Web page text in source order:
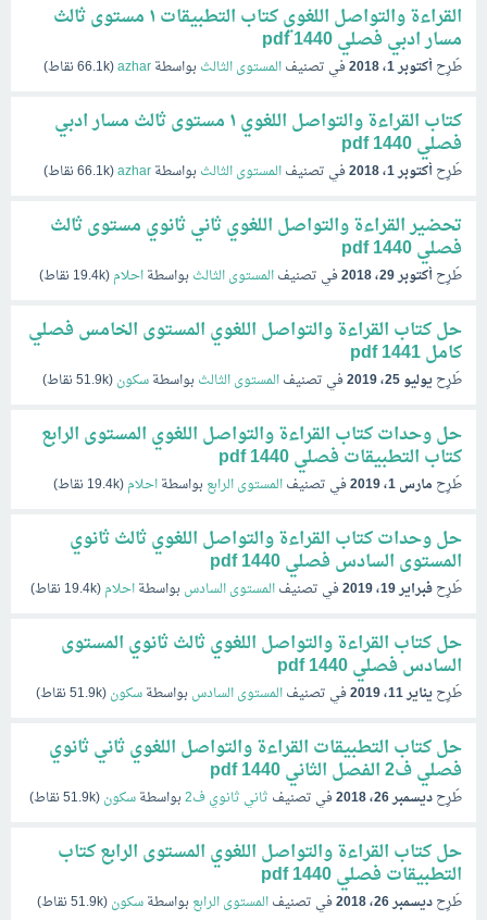
القراءة والتواصل اللغوي كتاب التطبيقات ۱ مستوى ثالث
مسار ادبي فصلي 1440 pdf
طُرِحأكتوبر 1، 2018 في تصنيفالمستوى الثالثبواسطةazhar
(
66.1kنقاط)
كتاب القراءة والتواصل اللغوي ۱ مستوى ثالث مسار ادبي
فصلي 1440 pdf
طُرِحأكتوبر 1، 2018 في تصنيفالمستوى الثالثبواسطةazhar
(
66.1kنقاط)
تحضير القراءة والتواصل اللغوي ثاني ثانوي مستوى ثالث
فصلي 1440 pdf
طُرِحأكتوبر 29، 2018 في تصنيفالمستوى الثالثبواسطةاحلام(
19.4kنقاط)
حل كتاب القراءة والتواصل اللغوي المستوى الخامس فصلي
كامل 1441 pdf
طُرِحيوليو 25، 2019 في تصنيفالمستوى الثالثبواسطةسكون(
51.9kنقاط)
حل وحدات كتاب القراءة والتواصل اللغوي المستوى الرابع
كتاب التطبيقات فصلي pdf 1440
طُرِح مارس 1، 2019 في تصنيفالمستوى الرابعبواسطةاحلام(
19.4kنقاط)
حل وحدات كتاب القراءة والتواصل اللغوي ثالث ثانوي
المستوى السادس فصلي pdf 1440
طُرِحفبراير 19، 2019 في تصنيفالمستوى السادسبواسطةاحلام(
19.4kنقاط)
حل كتاب القراءة والتواصل اللغوي ثالث ثانوي المستوى
السادس فصلي pdf 1440
طُرِحيناير 11، 2019 في تصنيفالمستوى السادسبواسطةسكون(
51.9kنقاط)
حل كتاب التطبيقات القراءة والتواصل اللغوي ثاني ثانوي
فصلي ف2 الفصل الثاني pdf 1440
طُرِحديسمبر 26، 2018 في تصنيف ثاني ثانوي ف2 بواسطةسكون(
51.9kنقاط)
حل كتاب القراءة والتواصل اللغوي المستوى الرابع كتاب
التطبيقات فصلي pdf 1440
طُرِحديسمبر 26، 2018 في تصنيفالمستوى الرابعبواسطةسكون(
51.9kنقاط)